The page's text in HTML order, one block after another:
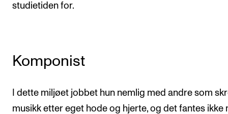
studietiden for.
Komponist
I dette miljøet jobbet hun nemlig med andre som
musikk etter eget hode og hjerte, og det fantes ikke